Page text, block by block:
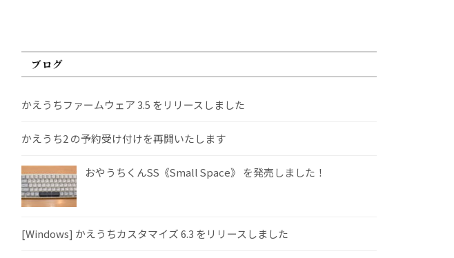
ブログ
かえうちファームウェア 3.5 をリリースしました
かえうち2 の予約受け付けを再開いたします
おやうちくんSS《Small Space》 を発売しました！
[Windows] かえうちカスタマイズ 6.3 をリリースしました